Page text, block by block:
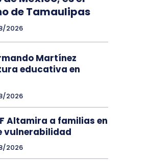
de Tamaulipas
2026
Martínez
educativa en
2026
Altamira a familias en
vulnerabilidad
2026